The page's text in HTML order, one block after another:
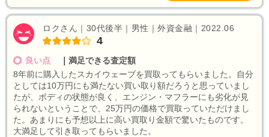
ロクさん｜30代後半｜男性｜外資金融｜2022.06
4
良い点
満足できる査定額
8年前に購入したスカイウェーブを買取ってもらいました。自分
としては10万円にも満たない買い取り額だろうと思っていまし
たが、ボディの状態が良く、エンジン・マフラーにも劣化が見
られないということで、25万円の価格で買取っていただけまし
た。あまりにも予想以上に高い買取り金額で驚いたものです。
大満足して引き取ってもらいました。